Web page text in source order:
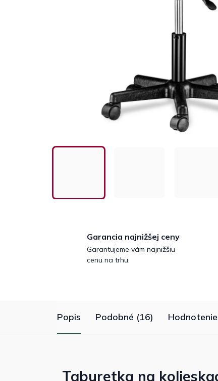
Garancia najnižšej ceny
Garantujeme vám najnižšiu
cenu na trhu.
Popis Podobné (16) Hodnotenie
Taburetka na